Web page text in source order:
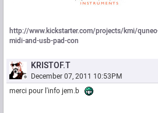
http://www.kickstarter.com/projects/kmi/
midi-and-usb-pad-con
KRISTOF.T
December 07, 2011 10:53PM
merci pour l'info jem.b